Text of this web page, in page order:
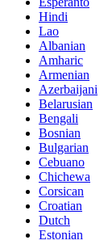
Hindi
Lao
Albanian
Amharic
Armenian
Azerbaijani
Belarusian
Bengali
Bosnian
Bulgarian
Cebuano
Chichewa
Corsican
Croatian
Dutch
Estonian